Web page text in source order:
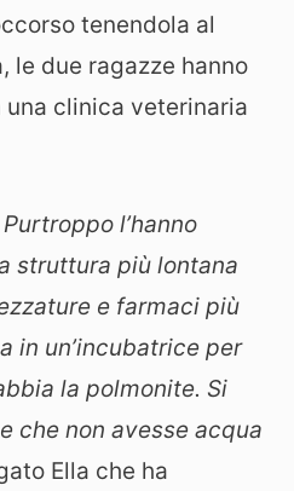
tenendola al
le due ragazze hanno
clinica veterinaria
l’hanno
struttura più lontana
e farmaci più
in un’incubatrice per
la polmonite. Si
che non avesse acqua
Ella che ha